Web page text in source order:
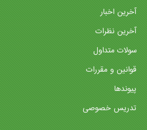
آخرین اخبار
آخرین نظرات
سولات متداول
قوانین و مقررات
پیوندها
تدریس خصوصی